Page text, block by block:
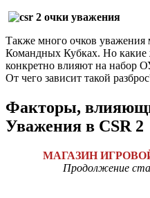
Также много очков уважения
Командных Кубках. Но
конкретно влияют на набор
От чего зависит такой
Факторы,
Уважения в CSR 2
МАГАЗИН
Продолжение